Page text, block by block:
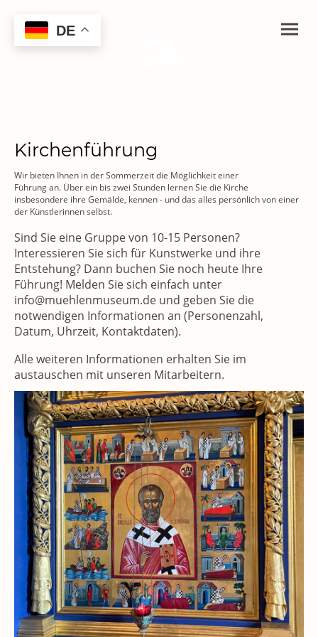
Kirchenführung
Wir bieten Ihnen in der Sommerzeit die Möglichkeit einer
Führung an. Über ein bis zwei Stunden lernen Sie die Kirche
insbesondere ihre Gemälde, kennen - und das alles persönlich von einer
der Künstlerinnen selbst.
Sind Sie eine Gruppe von 10-15 Personen?
Interessieren Sie sich für Kunstwerke und ihre
Entstehung? Dann buchen Sie noch heute Ihre
Führung! Melden Sie sich einfach unter
info@muehlenmuseum.de und geben Sie die
notwendigen Informationen an (Personenzahl,
Datum, Uhrzeit, Kontaktdaten).
Alle weiteren Informationen erhalten Sie im
austauschen mit unseren Mitarbeitern.
DE